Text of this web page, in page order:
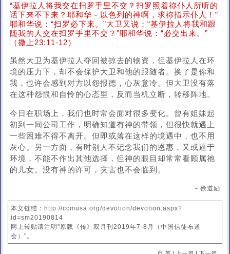
“基伊拉人将我交在扫罗手里不交？扫罗照着祢仆人所听的
话下来不下来？耶和华－以色列的神啊，求祢指示仆人！”
耶和华说：“扫罗必下来。”大卫又说：“基伊拉人将我和跟
随我的人交在扫罗手里不交？”耶和华说：“必交出来。”
（撒上23:11-12）
虽然大卫为基伊拉人夺回被掠去的物资，但基伊拉人在环
境的压力下，却不会保护大卫和他的跟随者。换了是你和
我，也许会感到对方以怨报德，心灰意冷。但大卫没有落
在这种怨恨和自怜的心态里，反而当机立断，转移阵地。
今日在职场上，我们也时常会面对很多变化。曾有姐妹起
初到一间公司工作，明确知道有神的带领，但很快就遇上
一些困难不得不离开。但即或落在这样的境遇中，也不用
灰心。另一方面，有时别人不记念我们的恩惠，又或逼于
环境，不能不作出其他选择，但神的眼目却常常看顾属祂
的儿女。没有神的许可，灾害也不会临到。
～徐道励
本文链结：http://ccmusa.org/devotion/devotion.aspx?
id=sm20190814
网上转贴请注明"原载《传》双月刊2019年7-8月（中国信徒布道
会）"。